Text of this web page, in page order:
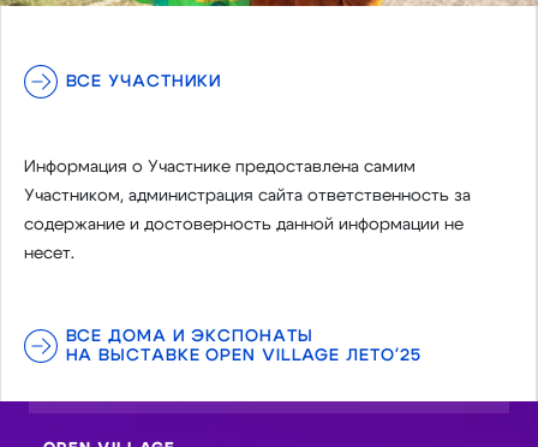
ВСЕ УЧАСТНИКИ
Информация о Участнике предоставлена самим
Участником, администрация сайта ответственность за
содержание и достоверность данной информации не
несет.
ВСЕ ДОМА И ЭКСПОНАТЫ
НА ВЫСТАВКЕ OPEN VILLAGE ЛЕТО'25